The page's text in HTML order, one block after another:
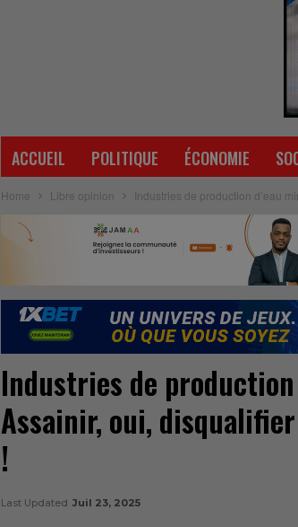
ACCUEIL POLITIQUE ÉCONOMIE
Home Libre opinion Industries de production d’eau
Industries de production
Assainir, oui,
!
Last Updated Juil 23, 2025